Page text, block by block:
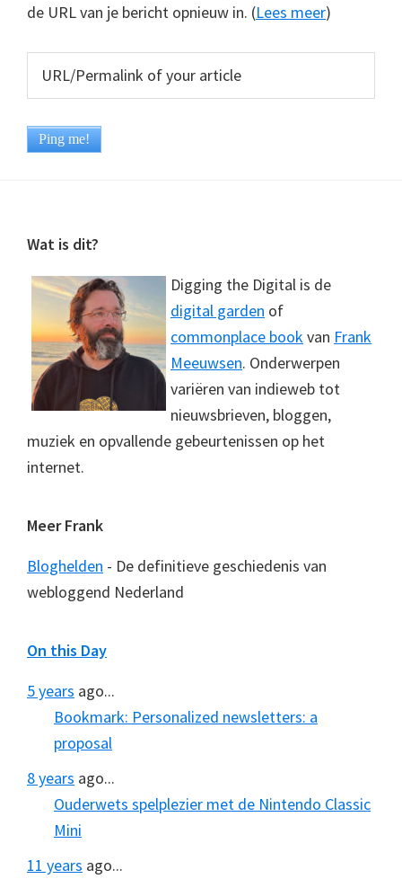
de URL van je bericht opnieuw in. (Lees meer)
Footer
Wat is dit?
Digging the Digital is de
digital garden of
commonplace bookvan Frank
Meeuwsen. Onderwerpen
variëren van indieweb tot
nieuwsbrieven, bloggen,
muziek en opvallende gebeurtenissen op het
internet.
Meer Frank
Bloghelden - De definitieve geschiedenis van
webloggend Nederland
On this Day
5 years ago...
Bookmark: Personalized newsletters: a
proposal
8 years ago...
Ouderwets spelplezier met de Nintendo Classic
Mini
11 years ago...